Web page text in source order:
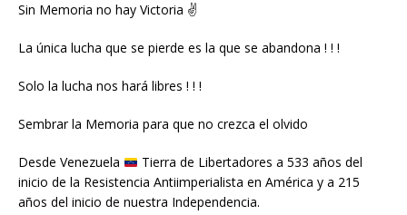
Sin Memoria no hay Victoria ✌️
La única lucha que se pierde es la que se abandona ! ! !
Solo la lucha nos hará libres ! ! !
Sembrar la Memoria para que no crezca el olvido
Desde Venezuela
Tierra de Libertadores a 533 años del
inicio de la Resistencia Antiimperialista en América y a 215
años del inicio de nuestra Independencia.